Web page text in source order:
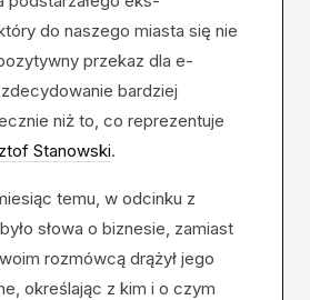
do naszego miasta się nie
przekaz dla e-
bardziej
niż to, co reprezentuje
Stanowski.
temu, w odcinku z
słowa o biznesie, zamiast
rozmówcą drążył jego
określając z kim i o czym